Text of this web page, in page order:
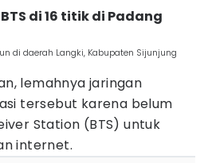
di 16 titik di Padang
di daerah Langki, Kabupaten Sijunjung
lemahnya jaringan
tersebut karena belum
Station (BTS) untuk
internet.